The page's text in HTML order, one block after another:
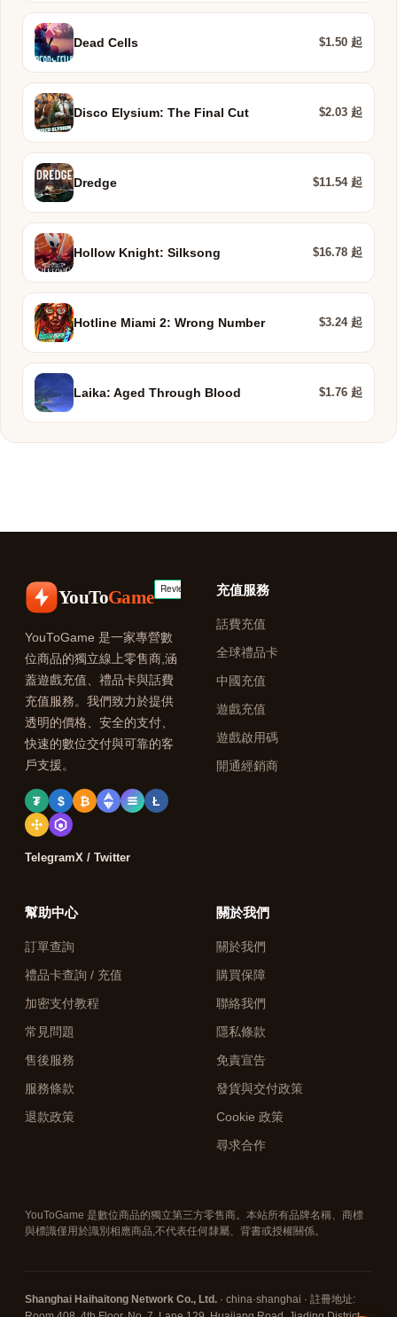
Dead Cells $1.50 起
Disco Elysium: The Final Cut $2.03 起
Dredge $11.54 起
Hollow Knight: Silksong $16.78 起
Hotline Miami 2: Wrong Number $3.24 起
Laika: Aged Through Blood $1.76 起
YouToGame
YouToGame 是一家專營數
位商品的獨立線上零售商,涵
蓋遊戲充值、禮品卡與話費
充值服務。我們致力於提供
透明的價格、安全的支付、
快速的數位交付與可靠的客
戶支援。
₮ $ ₿ Ł
TelegramX / Twitter
充值服務
話費充值
全球禮品卡
中國充值
遊戲充值
遊戲啟用碼
開通經銷商
幫助中心
訂單查詢
禮品卡查詢 / 充值
加密支付教程
常見問題
售後服務
服務條款
退款政策
關於我們
關於我們
購買保障
聯絡我們
隱私條款
免責宣告
發貨與交付政策
Cookie 政策
尋求合作
YouToGame 是數位商品的獨立第三方零售商。本站所有品牌名稱、商標
與標識僅用於識別相應商品,不代表任何隸屬、背書或授權關係。
Shanghai Haihaitong Network Co., Ltd. · china·shanghai · 註冊地址: